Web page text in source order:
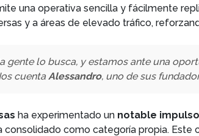
una operativa sencilla y fácilmente
y a áreas de elevado tráfico,
gente lo busca, y estamos ante una
cuenta Alessandro, uno de sus
ha experimentado un notable impulso
consolidado como categoría propia.